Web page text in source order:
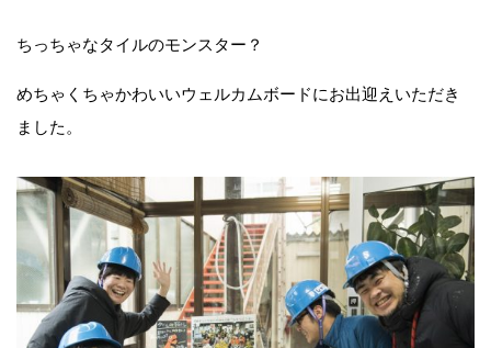
ちっちゃなタイルのモンスター？
めちゃくちゃかわいいウェルカムボードにお出迎えいただき
ました。